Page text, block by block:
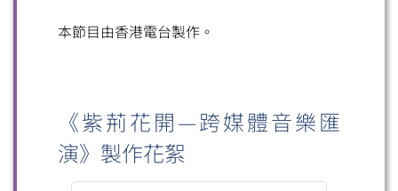
本節目由香港電台製作。
《紫荊花開—跨媒體音樂匯
演》製作花絮